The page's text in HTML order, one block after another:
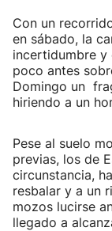
Con un
en sábado, la
incertidumbre y
poco antes
Domingo un
hiriendo a un
Pese al suelo
previas, los de
circunstancia,
resbalar y a un
mozos lucirse
llegado a